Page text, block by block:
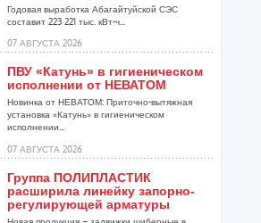
Годовая выработка Абагайтуйской СЭС
составит 223 221 тыс. кВт-ч...
07 АВГУСТА 2026
ПВУ «Катунь» в гигиеническом
исполнении от НЕВАТОМ
Новинка от НЕВАТОМ: Приточно-вытяжная
установка «Катунь» в гигиеническом
исполнении...
07 АВГУСТА 2026
Группа ПОЛИПЛАСТИК
расширила линейку запорно-
регулирующей арматуры
Новая продукция – задвижки шиберные в